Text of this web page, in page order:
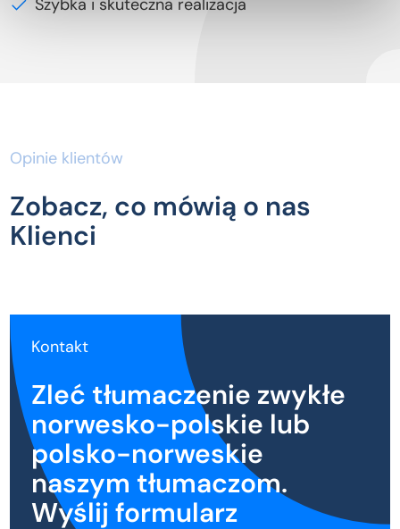
Szybka i skuteczna realizacja
Opinie klientów
Zobacz, co mówią o nas
Klienci
Kontakt
Zleć tłumaczenie zwykłe
norwesko-polskie lub
polsko-norweskie
naszym tłumaczom.
Wyślij formularz